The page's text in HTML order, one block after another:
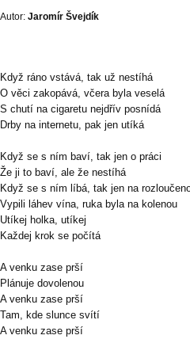
Autor: Jaromír Švejdík
Když ráno vstává, tak už nestíhá
O věci zakopává, včera byla veselá
S chutí na cigaretu nejdřív posnídá
Drby na internetu, pak jen utíká
Když se s ním baví, tak jen o práci
Že ji to baví, ale že nestíhá
Když se s ním líbá, tak jen na
Vypili láhev vína, ruka byla na kolenou
Utíkej holka, utíkej
Každej krok se počítá
A venku zase prší
Plánuje dovolenou
A venku zase prší
Tam, kde slunce svítí
A venku zase prší